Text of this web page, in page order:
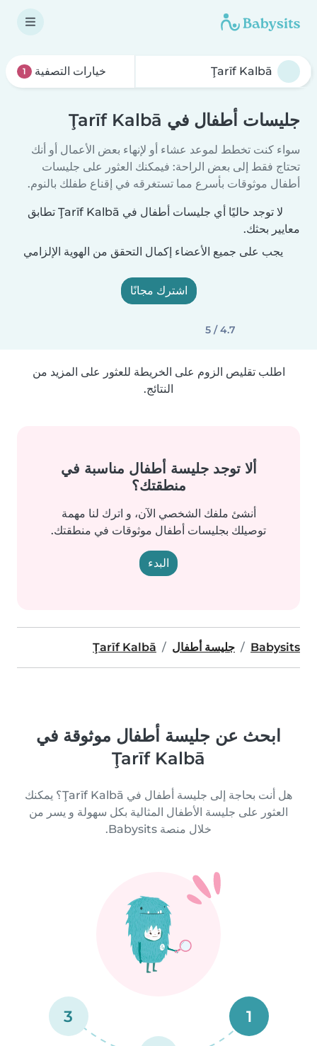
خيارات التصفية 1
جليسات أطفال في Ţarīf Kalbā
سواء كنت تخطط لموعد عشاء أو لإنهاء بعض الأعمال أو أنك
تحتاج فقط إلى بعض الراحة: فيمكنك العثور على جليسات
أطفال موثوقات بأسرع مما تستغرقه في إقناع طفلك بالنوم.
لا توجد حاليًا أي جليسات أطفال في Ţarīf Kalbā تطابق
معايير بحثك.
يجب على جميع الأعضاء إكمال التحقق من الهوية الإلزامي
اشترك مجانًا
4.7 / 5
اطلب تقليص الزوم على الخريطة للعثور على المزيد من
النتائج.
ألا توجد جليسة أطفال مناسبة في
منطقتك؟
أنشئ ملفك الشخصي الآن، و اترك لنا مهمة
توصيلك بجليسات أطفال موثوقات في منطقتك.
البدء
Babysits جليسة أطفال Ţarīf Kalbā
ابحث عن جليسة أطفال موثوقة في
Ţarīf Kalbā
هل أنت بحاجة إلى جليسة أطفال في Ţarīf Kalbā؟ يمكنك
العثور على جليسة الأطفال المثالية بكل سهولة و يسر من
خلال منصة Babysits.
1
3